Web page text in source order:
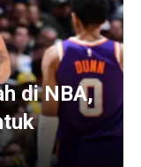
di NBA,